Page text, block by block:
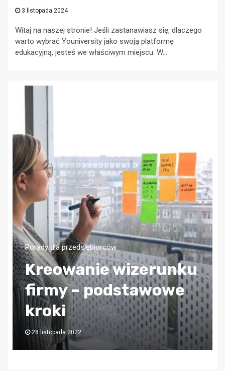
3 listopada 2024
Witaj na naszej stronie! Jeśli zastanawiasz się, dlaczego
warto wybrać Youniversity jako swoją platformę
edukacyjną, jesteś we właściwym miejscu. W...
Porady dla przedsiębiorców
Jak zapewnić sobie
bezpieczeństwo
finansowe firmy?
Wybierz odpowiednią
księgową!
6 lipca 2022